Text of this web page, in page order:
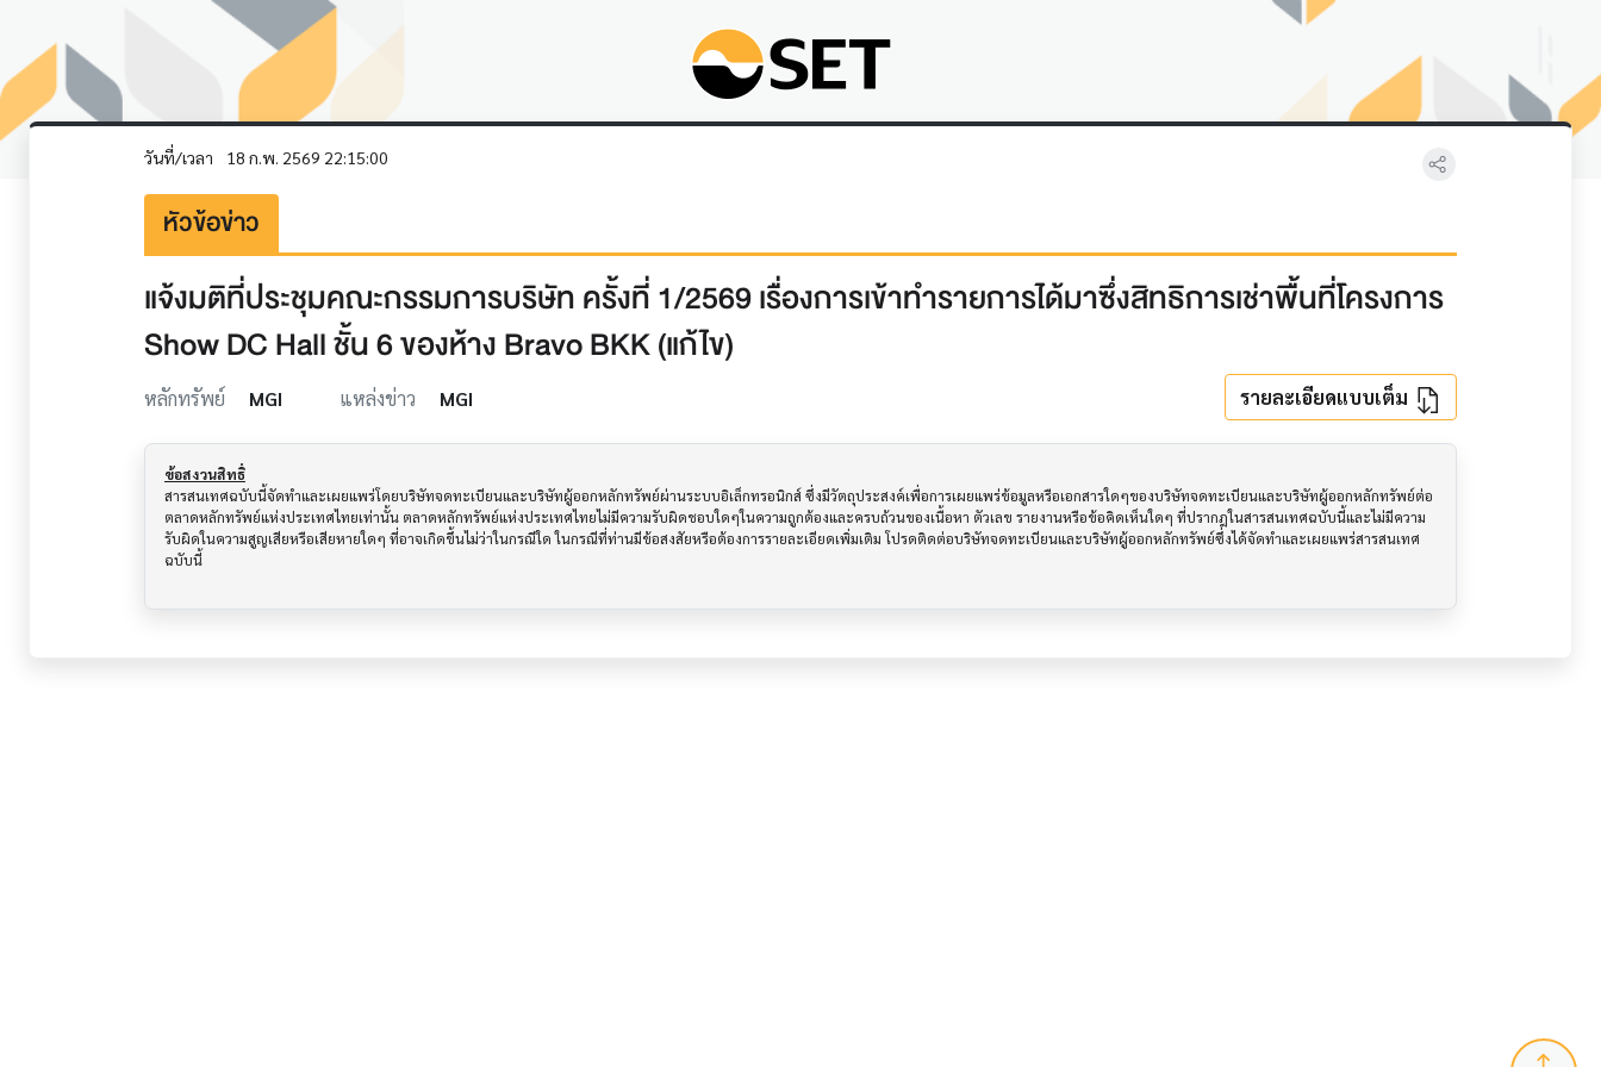
วันที่/เวลา 18 ก.พ. 2569 22:15:00
หัวข้อข่าว
แจ้งมติที่ประชุมคณะกรรมการบริษัท ครั้งที่ 1/2569 เรื่องการเข้าทำรายการได้มาซึ่งสิทธิการเช่าพื้นที่โครงการ
Show DC Hall ชั้น 6 ของห้าง Bravo BKK (แก้ไข)
หลักทรัพย์ MGI แหล่งข่าว MGI รายละเอียดแบบเต็ม
ข้อสงวนสิทธิ์
สารสนเทศฉบับนี้จัดทำและเผยแพร่โดยบริษัทจดทะเบียนและบริษัทผู้ออกหลักทรัพย์ผ่านระบบอิเล็กทรอนิกส์ ซึ่งมีวัตถุประสงค์เพื่อการเผยแพร่ข้อมูลหรือเอกสารใดๆของบริษัทจดทะเบียนและบริษัทผู้ออกหลักทรัพย์ต่อ
ตลาดหลักทรัพย์แห่งประเทศไทยเท่านั้น ตลาดหลักทรัพย์แห่งประเทศไทยไม่มีความรับผิดชอบใดๆในความถูกต้องและครบถ้วนของเนื้อหา ตัวเลข รายงานหรือข้อคิดเห็นใดๆ ที่ปรากฎในสารสนเทศฉบับนี้และไม่มีความ
รับผิดในความสูญเสียหรือเสียหายใดๆ ที่อาจเกิดขึ้นไม่ว่าในกรณีใด ในกรณีที่ท่านมีข้อสงสัยหรือต้องการรายละเอียดเพิ่มเติม โปรดติดต่อบริษัทจดทะเบียนและบริษัทผู้ออกหลักทรัพย์ซึ่งได้จัดทำและเผยแพร่สารสนเทศ
ฉบับนี้